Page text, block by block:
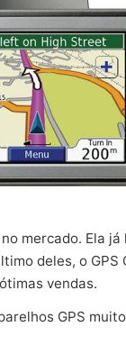
mercado. Ela já
deles, o GPS
vendas.
GPS